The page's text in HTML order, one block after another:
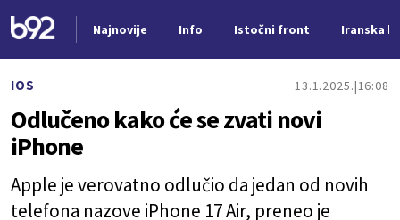
Najnovije Info Istočni front Iranska
IOS 13.1.2025. 16:08
Odlučeno kako će se zvati novi
iPhone
Apple je verovatno odlučio da jedan od novih
telefona nazove iPhone 17 Air, preneo je